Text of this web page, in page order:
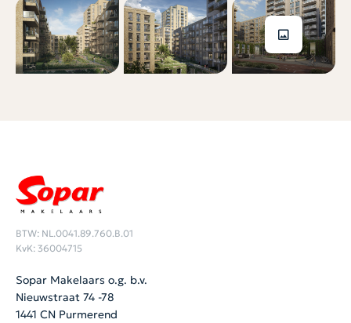
BTW: NL.0041.89.760.B.01
KvK: 36004715
Sopar Makelaars o.g. b.v.
Nieuwstraat 74 -78
1441 CN Purmerend